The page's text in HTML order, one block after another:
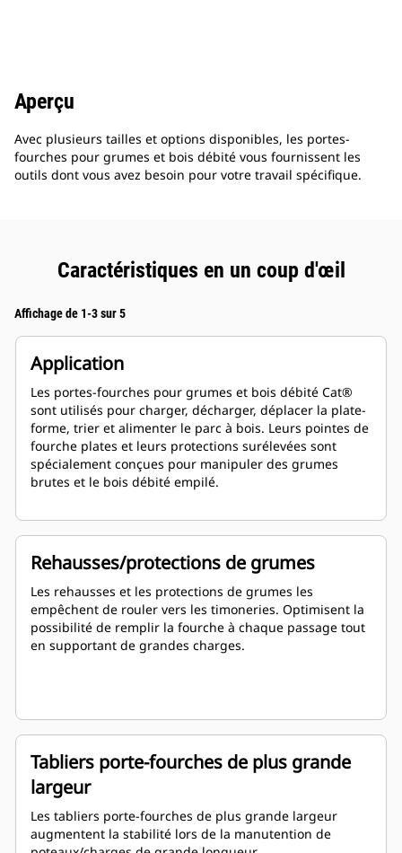
Aperçu
Avec plusieurs tailles et options disponibles, les portes-
fourches pour grumes et bois débité vous fournissent les
outils dont vous avez besoin pour votre travail spécifique.
Caractéristiques en un coup d'œil
Affichage de 1-3 sur 5
Application
Les portes-fourches pour grumes et bois débité Cat®
sont utilisés pour charger, décharger, déplacer la plate-
forme, trier et alimenter le parc à bois. Leurs pointes de
fourche plates et leurs protections surélevées sont
spécialement conçues pour manipuler des grumes
brutes et le bois débité empilé.
Rehausses/protections de grumes
Les rehausses et les protections de grumes les
empêchent de rouler vers les timoneries. Optimisent la
possibilité de remplir la fourche à chaque passage tout
en supportant de grandes charges.
Tabliers porte-fourches de plus grande
largeur
Les tabliers porte-fourches de plus grande largeur
augmentent la stabilité lors de la manutention de